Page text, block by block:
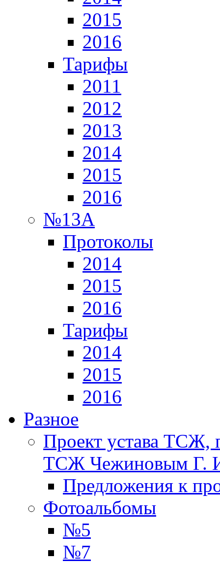
2015
2016
Тарифы
2011
2012
2013
2014
2015
2016
№13А
Протоколы
2014
2015
2016
Тарифы
2014
2015
2016
Разное
Проект устава ТСЖ,
ТСЖ Чежиновым Г.
Предложения к
Фотоальбомы
№5
№7